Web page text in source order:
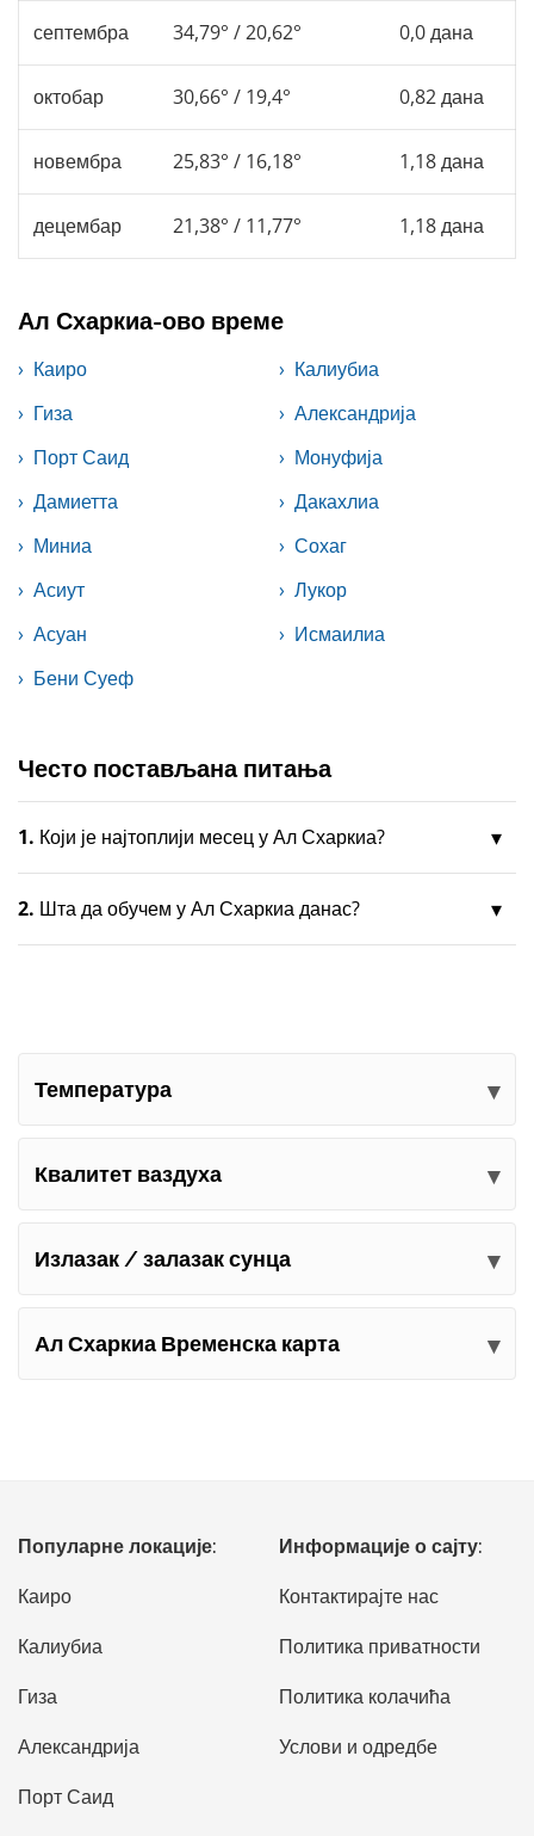
септембра 34,79° / 20,62° 0,0 дана
октобар 30,66° / 19,4° 0,82 дана
новембра 25,83° / 16,18° 1,18 дана
децембар 21,38° / 11,77° 1,18 дана
Ал Схаркиа-ово време
Каиро
Калиубиа
Гиза
Александрија
Порт Саид
Монуфија
Дамиетта
Дакахлиа
Миниа
Сохаг
Асиут
Лукор
Асуан
Исмаилиа
Бени Суеф
Често постављана питања
1. Који је најтоплији месец у Ал Схаркиа?
2. Шта да обучем у Ал Схаркиа данас?
Температура
Квалитет ваздуха
Излазак / залазак сунца
Ал Схаркиа Временска карта
Популарне локације:
Каиро
Калиубиа
Гиза
Александрија
Порт Саид
Информације о сајту:
Контактирајте нас
Политика приватности
Политика колачића
Услови и одредбе